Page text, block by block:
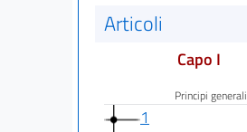
Articoli
Capo I
Principi generali
1